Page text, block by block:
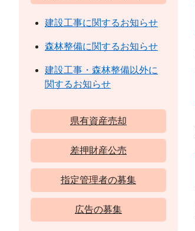
建設工事に関するお知らせ
森林整備に関するお知らせ
建設工事・森林整備以外に
関するお知らせ
県有資産売却
差押財産公売
指定管理者の募集
広告の募集